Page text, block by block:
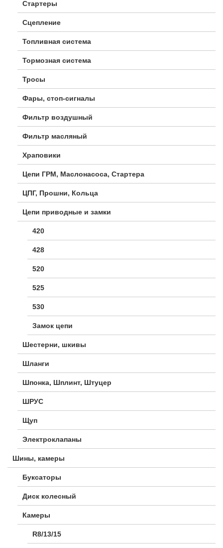
Стартеры
Сцепление
Топливная система
Тормозная система
Тросы
Фары, стоп-сигналы
Фильтр воздушный
Фильтр масляный
Храповики
Цепи ГРМ, Маслонасоса, Стартера
ЦПГ, Прошни, Кольца
Цепи приводные и замки
420
428
520
525
530
Замок цепи
Шестерни, шкивы
Шланги
Шпонка, Шплинт, Штуцер
ШРУС
Щуп
Электроклапаны
Шины, камеры
Буксаторы
Диск колесный
Камеры
R8/13/15